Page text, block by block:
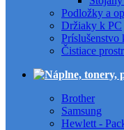
Podložky a
Držiaky k PC
Príslušenstvo
Čistiace
Brother
Samsung
Hewlett -